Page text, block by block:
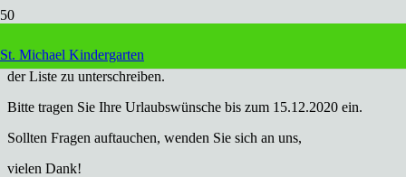
St. Michael Kindergarten
Bitte melden Sie sich im Büro, um Ihre Wünsche einzutragen und in
der Liste zu unterschreiben.
Bitte tragen Sie Ihre Urlaubswünsche bis zum 15.12.2020 ein.
Sollten Fragen auftauchen, wenden Sie sich an uns,
vielen Dank!